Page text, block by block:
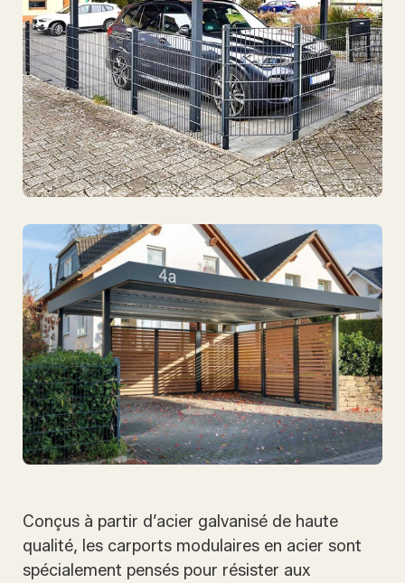
Conçus à partir d’acier galvanisé de haute
qualité, les carports modulaires en acier sont
spécialement pensés pour résister aux